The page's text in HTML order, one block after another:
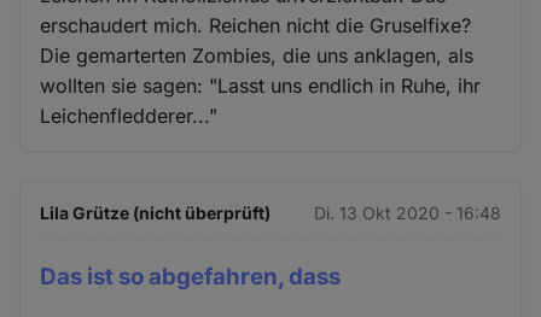
erschaudert mich. Reichen nicht die Gruselfixe?
Die gemarterten Zombies, die uns anklagen, als
wollten sie sagen: "Lasst uns endlich in Ruhe, ihr
Leichenfledderer..."
Lila Grütze (nicht überprüft) Di. 13 Okt 2020 - 16:48
Das ist so abgefahren, dass